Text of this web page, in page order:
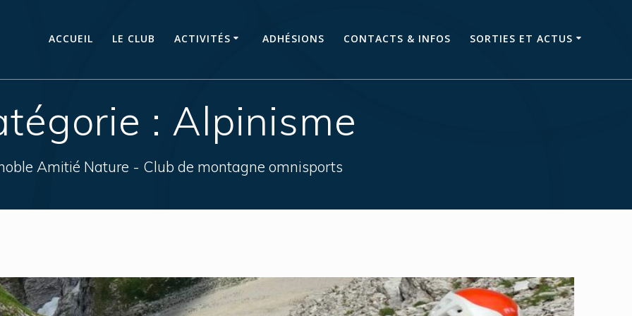
ACCUEIL LE CLUB ACTIVITÉS ADHÉSIONS CONTACTS & INFOS SORTIES ET ACTUS
: Alpinisme
Amitié Nature - Club de montagne omnisports